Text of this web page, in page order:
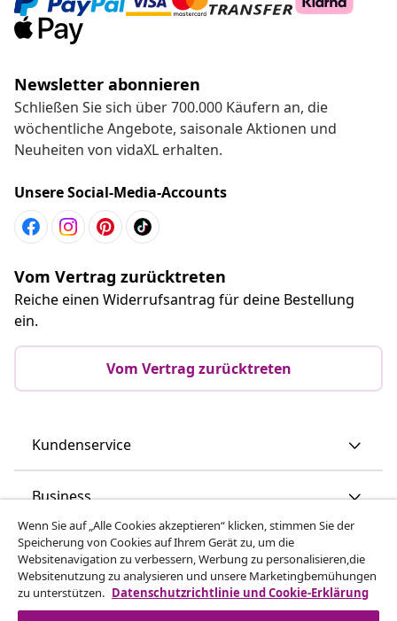
Newsletter abonnieren
Schließen Sie sich über 700.000 Käufern an, die
wöchentliche Angebote, saisonale Aktionen und
Neuheiten von vidaXL erhalten.
Unsere Social-Media-Accounts
Vom Vertrag zurücktreten
Reiche einen Widerrufsantrag für deine Bestellung
ein.
Vom Vertrag zurücktreten
Kundenservice
Business
vidaXL
Mehr entdecken
Wenn Sie auf „Alle Cookies akzeptieren“ klicken, stimmen Sie der
Speicherung von Cookies auf Ihrem Gerät zu, um die
Websitenavigation zu verbessern, Werbung zu personalisieren,die
Websitenutzung zu analysieren und unsere Marketingbemühungen
zu unterstützen. Datenschutzrichtlinie und Cookie-Erklärung